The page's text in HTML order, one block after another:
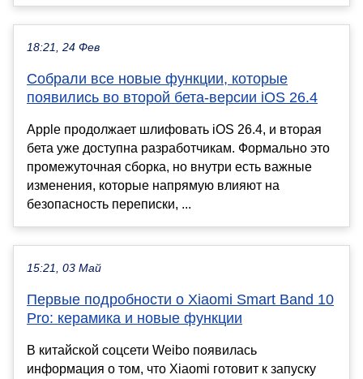
18:21, 24 Фев
Собрали все новые функции, которые
появились во второй бета-версии iOS 26.4
Apple продолжает шлифовать iOS 26.4, и вторая
бета уже доступна разработчикам. Формально это
промежуточная сборка, но внутри есть важные
изменения, которые напрямую влияют на
безопасность переписки, ...
15:21, 03 Май
Первые подробности о Xiaomi Smart Band 10
Pro: керамика и новые функции
В китайской соцсети Weibo появилась
информация о том, что Xiaomi готовит к запуску